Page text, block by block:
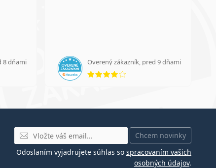
8 dňami
4 z 5
Overený zákazník, pred 9 dňami
hodnotenie 4 z 5
E-mail
Chcem novinky
Odoslaním vyjadrujete súhlas so spracovaním vašich
osobných údajov.